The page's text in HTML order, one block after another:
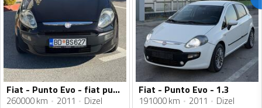
Fiat - Punto Evo - fiat punto evo
260000 km 2011 Dizel
Fiat - Punto Evo - 1.3
191000 km 2011 Dizel